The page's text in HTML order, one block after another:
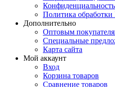
Конфиденциальность
Политика
Дополнительно
Оптовым
Специальные
Карта сайта
Мой аккаунт
Вход
Корзина товаров
Сравнение товаров